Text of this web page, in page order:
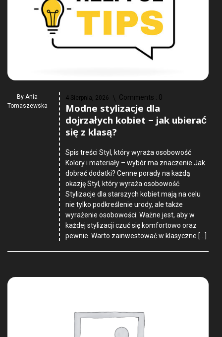
By Ania
Tomaszewska
4 Sierpnia, 2026 Comments : 0
Modne stylizacje dla
dojrzałych kobiet – jak ubierać
się z klasą?
Spis treści Styl, który wyraża osobowość
Kolory i materiały – wybór ma znaczenie Jak
dobrać dodatki? Cenne porady na każdą
okazję Styl, który wyraża osobowość
Stylizacje dla starszych kobiet mają na celu
nie tylko podkreślenie urody, ale także
wyrażenie osobowości. Ważne jest, aby w
każdej stylizacji czuć się komfortowo oraz
pewnie. Warto zainwestować w klasyczne […]